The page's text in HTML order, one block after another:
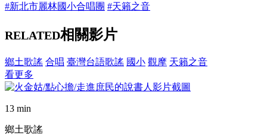
#新北市麗林國小合唱團 #天籟之音
RELATED相關影片
鄉土歌謠 合唱 臺灣台語歌謠 國小 觀摩 天籟之音
看更多
13 min
鄉土歌謠